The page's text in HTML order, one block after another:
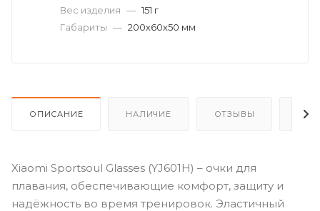
Вес изделия — 151 г
Габариты — 200х60х50 мм
ОПИСАНИЕ НАЛИЧИЕ ОТЗЫВЫ
Xiaomi Sportsoul Glasses (YJ601H) – очки для
плавания, обеспечивающие комфорт, защиту и
надёжность во время тренировок. Эластичный